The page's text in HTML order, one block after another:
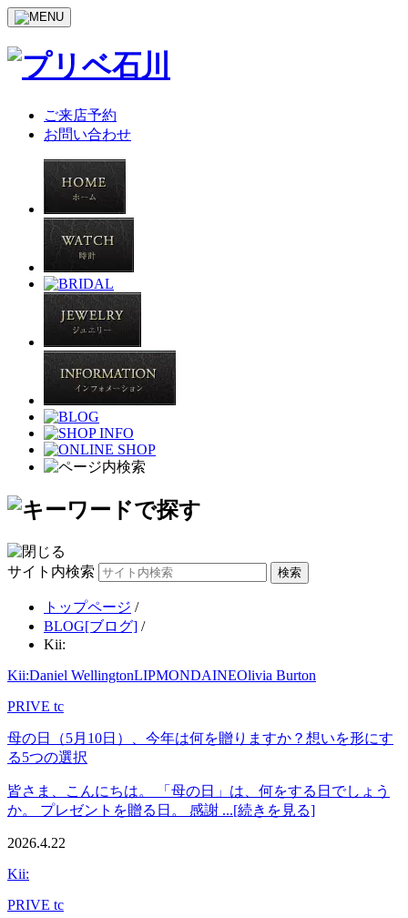
ご来店予約
お問い合わせ
サイト内検索
トップページ /
BLOG[ブログ] /
Kii:
Kii:Daniel WellingtonLIPMONDAINEOlivia Burton
PRIVE tc
母の日（5月10日）、今年は何を贈りますか？想いを形にす
る5つの選択
皆さま、こんにちは。 「母の日」は、何をする日でしょう
か。 プレゼントを贈る日。 感謝 ...[続きを見る]
2026.4.22
Kii:
PRIVE tc